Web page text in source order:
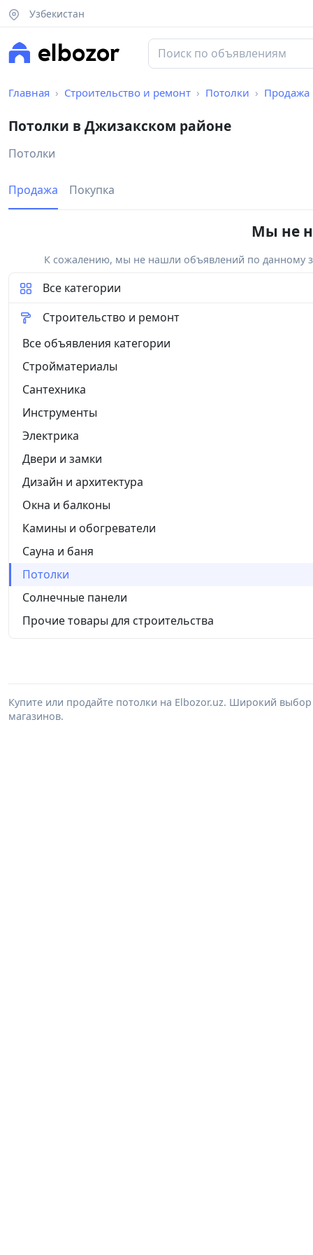
Узбекистан
Главная Строительство и ремонт Потолки Продажа
Потолки в Джизакском районе
Потолки
Продажа Покупка
Мы не
К сожалению, мы не нашли объявлений по данному
Все категории
Строительство и ремонт
Все объявления категории
Стройматериалы
Сантехника
Инструменты
Электрика
Двери и замки
Дизайн и архитектура
Окна и балконы
Камины и обогреватели
Сауна и баня
Потолки
Солнечные панели
Прочие товары для строительства
Купите или продайте потолки на Elbozor.uz. Широкий
магазинов.